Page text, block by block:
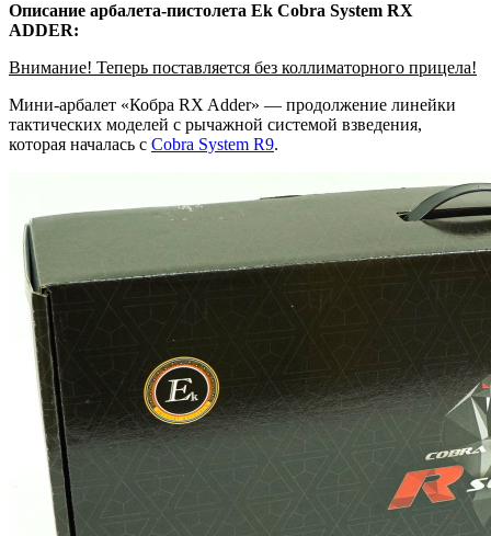
Описание арбалета-пистолета Ek Cobra System RX
ADDER:
Внимание! Теперь поставляется без коллиматорного прицела!
Мини-арбалет «Кобра RX Adder» — продолжение линейки
тактических моделей с рычажной системой взведения,
которая началась с Cobra System R9.